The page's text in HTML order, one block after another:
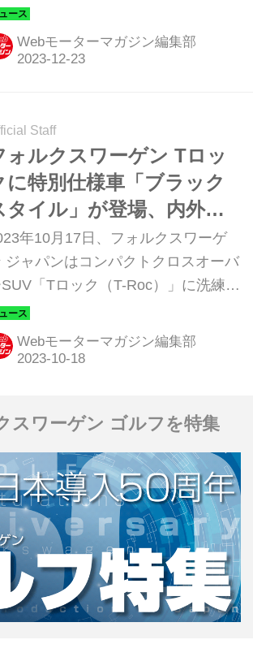
クスタイル（BLACK STYLE）」
設定して発売した。
Webモーターマガジン編集部
Staff
ォルクスワーゲン Tロッ
に特別仕様車「ブラック
タイル」が登場、内外装
精悍な黒でコーディネー
年10月17日、フォルクスワーゲ
ジャパンはコンパクトクロスオーバ
「Tロック（T-Roc）」に洗練さ
ブラックのパーツをアクセントに
てドレスアップした特別仕様車「ブ
クスタイル（Black Style）」を設
「ブラックスタイル」は、TSIス
ル／TDIスタイル、TDI R-Line、T-
Rをベースにそれぞれ設定され、
限定されていない。
Webモーターマガジン編集部
スワーゲン ゴルフを特集